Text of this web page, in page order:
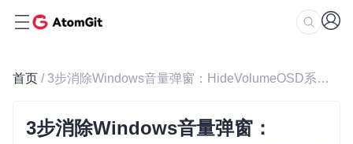
首页 / 3步消除Windows音量弹窗：HideVolumeOSD系统优化工具全解析
3步消除Windows音量弹窗：